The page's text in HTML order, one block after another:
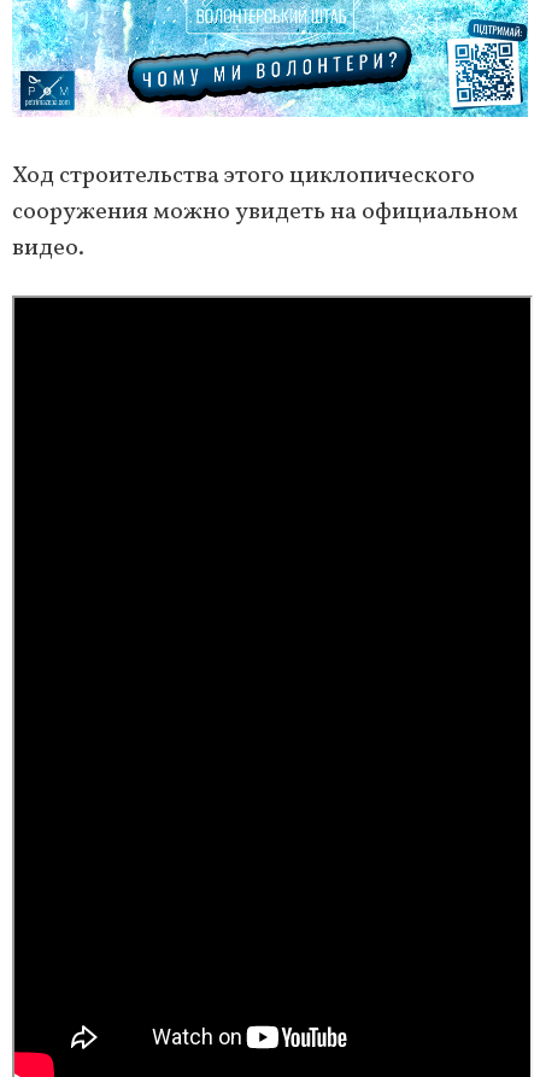
Ход строительства этого циклопического
сооружения можно увидеть на официальном
видео.